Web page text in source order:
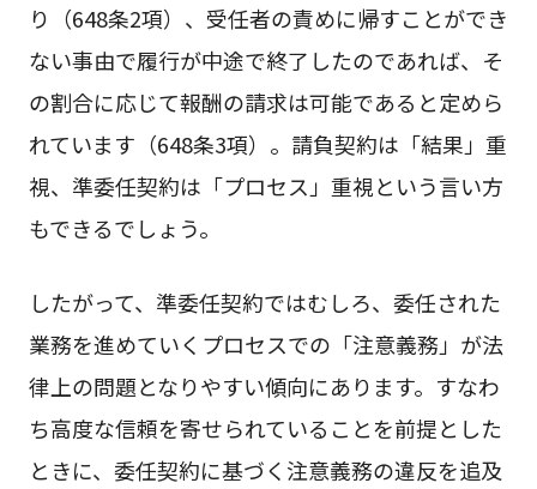
り（648条2項）、受任者の責めに帰すことができ
ない事由で履行が中途で終了したのであれば、そ
の割合に応じて報酬の請求は可能であると定めら
れています（648条3項）。請負契約は「結果」重
視、準委任契約は「プロセス」重視という言い方
もできるでしょう。
したがって、準委任契約ではむしろ、委任された
業務を進めていくプロセスでの「注意義務」が法
律上の問題となりやすい傾向にあります。すなわ
ち高度な信頼を寄せられていることを前提とした
ときに、委任契約に基づく注意義務の違反を追及